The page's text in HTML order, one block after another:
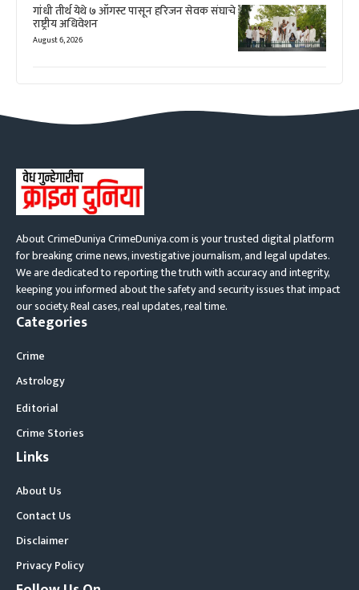
गांधी तीर्थ येथे ७ ऑगस्ट पासून हरिजन सेवक संघाचे
राष्ट्रीय अधिवेशन
August 6, 2026
About CrimeDuniya CrimeDuniya.com is your trusted digital platform
for breaking crime news, investigative journalism, and legal updates.
We are dedicated to reporting the truth with accuracy and integrity,
keeping you informed about the safety and security issues that impact
our society. Real cases, real updates, real time.
Categories
Crime
Astrology
Editorial
Crime Stories
Links
About Us
Contact Us
Disclaimer
Privacy Policy